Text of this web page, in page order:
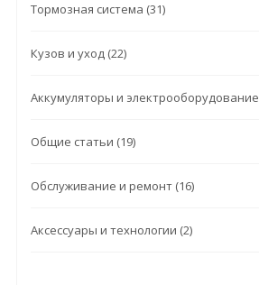
Тормозная система (31)
Кузов и уход (22)
Аккумуляторы и электрооборудование
Общие статьи (19)
Обслуживание и ремонт (16)
Аксессуары и технологии (2)